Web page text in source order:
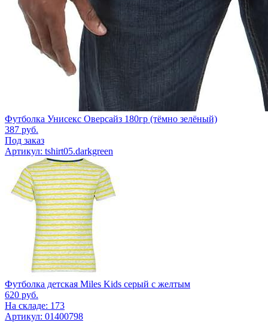
Футболка Унисекс Оверсайз 180гр (тёмно зелёный)
387 руб.
Под заказ
Артикул: tshirt05.darkgreen
Футболка детская Miles Kids серый с желтым
620 руб.
На складе: 173
Артикул: 01400798